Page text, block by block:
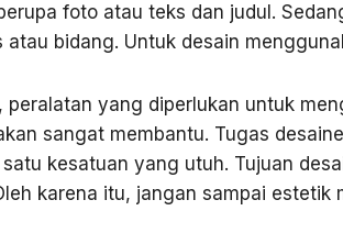
foto atau teks dan judul.
atau bidang. Untuk desain
peralatan yang diperlukan untuk
sangat membantu. Tugas
kesatuan yang utuh. Tujuan
karena itu, jangan sampai estetik